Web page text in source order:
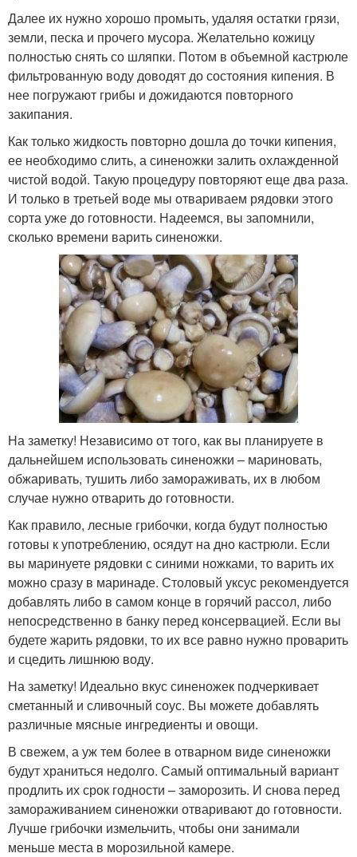
Далее их нужно хорошо промыть, удаляя остатки грязи,
земли, песка и прочего мусора. Желательно кожицу
полностью снять со шляпки. Потом в объемной кастрюле
фильтрованную воду доводят до состояния кипения. В
нее погружают грибы и дожидаются повторного
закипания.
Как только жидкость повторно дошла до точки кипения,
ее необходимо слить, а синеножки залить охлажденной
чистой водой. Такую процедуру повторяют еще два раза.
И только в третьей воде мы отвариваем рядовки этого
сорта уже до готовности. Надеемся, вы запомнили,
сколько времени варить синеножки.
На заметку! Независимо от того, как вы планируете в
дальнейшем использовать синеножки – мариновать,
обжаривать, тушить либо замораживать, их в любом
случае нужно отварить до готовности.
Как правило, лесные грибочки, когда будут полностью
готовы к употреблению, осядут на дно кастрюли. Если
вы маринуете рядовки с синими ножками, то варить их
можно сразу в маринаде. Столовый уксус рекомендуется
добавлять либо в самом конце в горячий рассол, либо
непосредственно в банку перед консервацией. Если вы
будете жарить рядовки, то их все равно нужно проварить
и сцедить лишнюю воду.
На заметку! Идеально вкус синеножек подчеркивает
сметанный и сливочный соус. Вы можете добавлять
различные мясные ингредиенты и овощи.
В свежем, а уж тем более в отварном виде синеножки
будут храниться недолго. Самый оптимальный вариант
продлить их срок годности – заморозить. И снова перед
замораживанием синеножки отваривают до готовности.
Лучше грибочки измельчить, чтобы они занимали
меньше места в морозильной камере.